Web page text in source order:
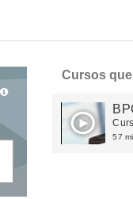
Cursos
57